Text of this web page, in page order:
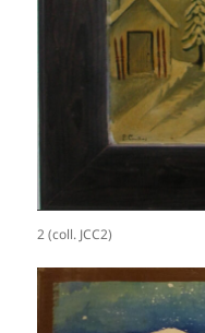
2 (coll. JCC2)